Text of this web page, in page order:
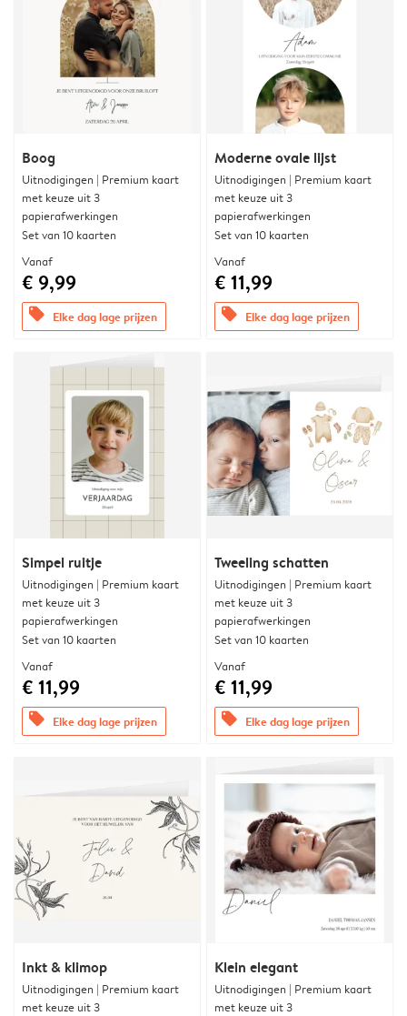
Boog
Uitnodigingen | Premium kaart
met keuze uit 3
papierafwerkingen
Set van 10 kaarten
Vanaf
€ 9,99
offers Elke dag lage prijzen
Moderne ovale lijst
Uitnodigingen | Premium kaart
met keuze uit 3
papierafwerkingen
Set van 10 kaarten
Vanaf
€ 11,99
offers Elke dag lage prijzen
Simpel ruitje
Uitnodigingen | Premium kaart
met keuze uit 3
papierafwerkingen
Set van 10 kaarten
Vanaf
€ 11,99
offers Elke dag lage prijzen
Tweeling schatten
Uitnodigingen | Premium kaart
met keuze uit 3
papierafwerkingen
Set van 10 kaarten
Vanaf
€ 11,99
offers Elke dag lage prijzen
Inkt & klimop
Uitnodigingen | Premium kaart
met keuze uit 3
Klein elegant
Uitnodigingen | Premium kaart
met keuze uit 3